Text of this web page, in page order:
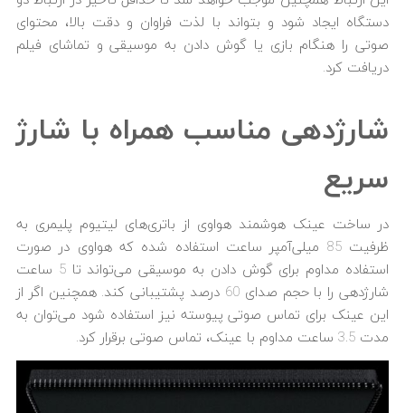
دستگاه ایجاد شود و بتواند با لذت فراوان و دقت بالا، محتوای
صوتی را هنگام بازی یا گوش دادن به موسیقی و تماشای فیلم
دریافت کرد.
شارژدهی مناسب همراه با شارژ
سریع
در ساخت عینک هوشمند هواوی از باتری‌های لیتیوم پلیمری به
ظرفیت 85 میلی‌آمپر ساعت استفاده شده که هواوی در صورت
استفاده مداوم برای گوش دادن به موسیقی می‌تواند تا 5 ساعت
شارژدهی را با حجم صدای 60 درصد پشتیبانی کند. همچنین اگر از
این عینک برای تماس صوتی پیوسته نیز استفاده شود می‌توان به
مدت 3.5 ساعت مداوم با عینک، تماس صوتی برقرار کرد.